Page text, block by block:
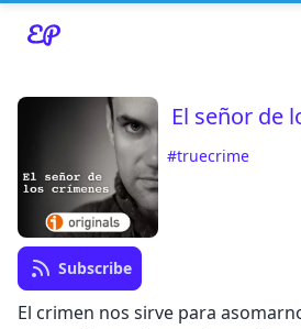
Read about our content policies
El señor de
#truecrime
Subscribe
El crimen nos sirve para